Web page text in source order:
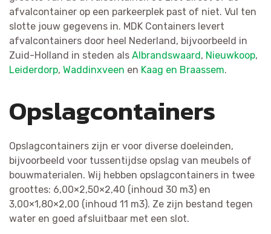
afvalcontainer op een parkeerplek past of niet. Vul ten
slotte jouw gegevens in. MDK Containers levert
afvalcontainers door heel Nederland, bijvoorbeeld in
Zuid-Holland in steden als Albrandswaard, Nieuwkoop,
Leiderdorp, Waddinxveen en Kaag en Braassem.
Opslagcontainers
Opslagcontainers zijn er voor diverse doeleinden,
bijvoorbeeld voor tussentijdse opslag van meubels of
bouwmaterialen. Wij hebben opslagcontainers in twee
groottes: 6,00×2,50×2,40 (inhoud 30 m3) en
3,00×1,80×2,00 (inhoud 11 m3). Ze zijn bestand tegen
water en goed afsluitbaar met een slot.